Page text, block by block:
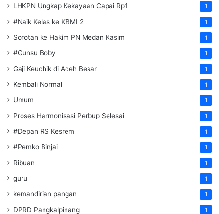
LHKPN Ungkap Kekayaan Capai Rp1 1
#Naik Kelas ke KBMI 2 1
Sorotan ke Hakim PN Medan Kasim 1
#Gunsu Boby 1
Gaji Keuchik di Aceh Besar 1
Kembali Normal 1
Umum 1
Proses Harmonisasi Perbup Selesai 1
#Depan RS Kesrem 1
#Pemko Binjai 1
Ribuan 1
guru 1
kemandirian pangan 1
DPRD Pangkalpinang 1